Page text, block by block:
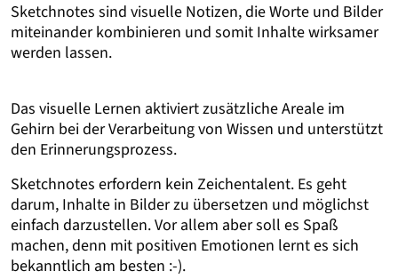
Sketchnotes sind visuelle Notizen, die Worte und Bilder
miteinander kombinieren und somit Inhalte wirksamer
werden lassen.
Das visuelle Lernen aktiviert zusätzliche Areale im
Gehirn bei der Verarbeitung von Wissen und unterstützt
den Erinnerungsprozess.
Sketchnotes erfordern kein Zeichentalent. Es geht
darum, Inhalte in Bilder zu übersetzen und möglichst
einfach darzustellen. Vor allem aber soll es Spaß
machen, denn mit positiven Emotionen lernt es sich
bekanntlich am besten :-).